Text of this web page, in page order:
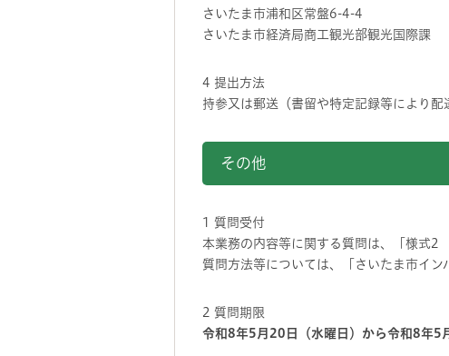
さいたま市浦和区常盤6-4-4
さいたま市経済局商工観光部観光国際課
4 提出方法
持参又は郵送（書留や特定記録等により配
その他
1 質問受付
本業務の内容等に関する質問は、「様式2
質問方法等については、「さいたま市イ
2 質問期限
令和8年5月20日（水曜日）から令和8年